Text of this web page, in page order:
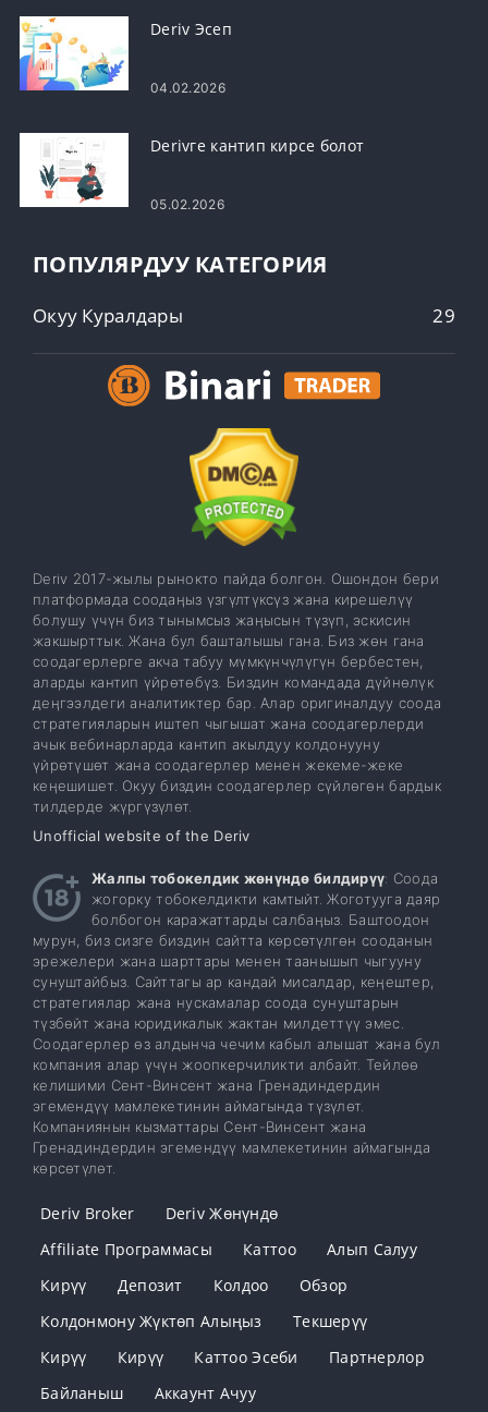
Deriv Эсеп
04.02.2026
Derivге кантип кирсе болот
05.02.2026
ПОПУЛЯРДУУ КАТЕГОРИЯ
Окуу Куралдары 29
Deriv 2017-жылы рынокто пайда болгон. Ошондон бери
платформада соодаңыз үзгүлтүксүз жана кирешелүү
болушу үчүн биз тынымсыз жаңысын түзүп, эскисин
жакшырттык. Жана бул башталышы гана. Биз жөн гана
соодагерлерге акча табуу мүмкүнчүлүгүн бербестен,
аларды кантип үйрөтөбүз. Биздин командада дүйнөлүк
деңгээлдеги аналитиктер бар. Алар оригиналдуу соода
стратегияларын иштеп чыгышат жана соодагерлерди
ачык вебинарларда кантип акылдуу колдонууну
үйрөтүшөт жана соодагерлер менен жекеме-жеке
кеңешишет. Окуу биздин соодагерлер сүйлөгөн бардык
тилдерде жүргүзүлөт.
Unofficial website of the Deriv
Жалпы тобокелдик жөнүндө билдирүү: Соода
жогорку тобокелдикти камтыйт. Жоготууга даяр
болбогон каражаттарды салбаңыз. Баштоодон
мурун, биз сизге биздин сайтта көрсөтүлгөн сооданын
эрежелери жана шарттары менен таанышып чыгууну
сунуштайбыз. Сайттагы ар кандай мисалдар, кеңештер,
стратегиялар жана нускамалар соода сунуштарын
түзбөйт жана юридикалык жактан милдеттүү эмес.
Соодагерлер өз алдынча чечим кабыл алышат жана бул
компания алар үчүн жоопкерчиликти албайт. Тейлөө
келишими Сент-Винсент жана Гренадиндердин
эгемендүү мамлекетинин аймагында түзүлөт.
Компаниянын кызматтары Сент-Винсент жана
Гренадиндердин эгемендүү мамлекетинин аймагында
көрсөтүлөт.
Deriv Broker
Deriv Жөнүндө
Affiliate Программасы
Каттоо
Алып Салуу
Кирүү
Депозит Колдоо
Обзор
Колдонмону Жүктөп Алыңыз
Текшерүү
Кирүү
Кирүү Каттоо Эсеби
Партнерлор
Байланыш
Аккаунт Ачуу